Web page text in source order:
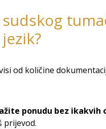
jezik?
od količine
ponudu bez ikakvih
prijevod.